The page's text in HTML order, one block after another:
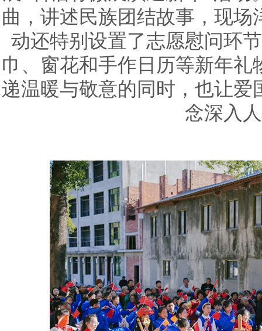
曲，讲述民族团结故事，现
动还特别设置了志愿慰问环
巾、窗花和手作日历等新年
递温暖与敬意的同时，也让爱
念深入